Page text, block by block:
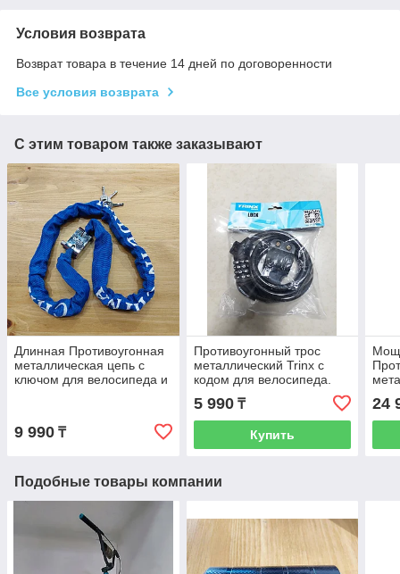
Условия возврата
Возврат товара в течение 14 дней по договоренности
Все условия возврата
С этим товаром также заказывают
Длинная Противоугонная
металлическая цепь с
ключом для велосипеда и
9 990 ₸
Противоугонный трос
металлический Trinx с
кодом для велосипеда.
5 990₸
Купить
24
Подобные товары компании